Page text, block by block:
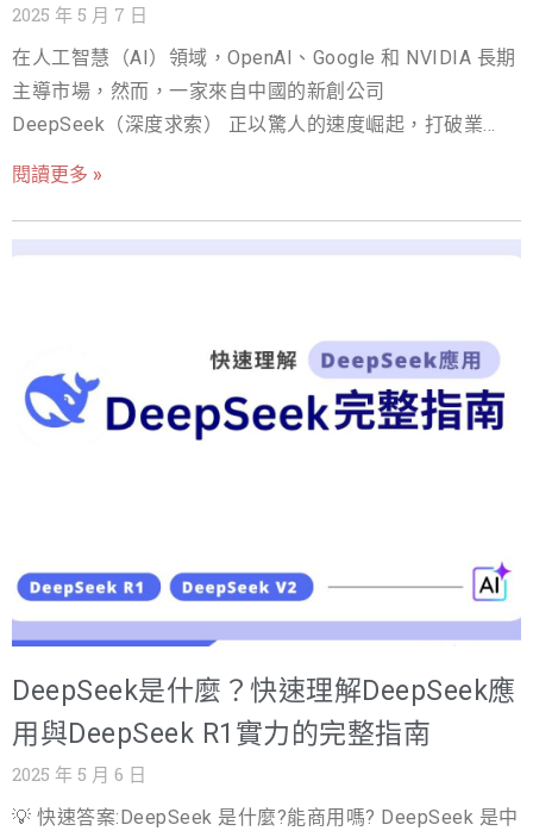
大腦變得更大更強了！你可以想像成它的記憶體和處理器
都升級了，所以它能記住更多東西，理解更複雜的問題，
反應也更快。且它在處理文字、程式碼這些方面，都比1.0
更精準、更有效率了。 再來，Gemini 2.0在看和聽的能力
上也進化很多，1.0雖然也能處理圖片，但2.0現在更能直接
能更了解它的思考過程，也更信任它提供
2025 年 5 月 7 日
在人工智慧（AI）領域，OpenAI、Google 和 NVIDIA 長期
主導市場，然而，一家來自中國的新創公司
DeepSeek（深度求索） 正以驚人的速度崛起，打破業界
的推理模型，以及對開源技術的積極推動，DeepSeek 不
僅挑戰 OpenAI 的 GPT 系列，甚至影響到 NVIDIA 的市場
地位，導致其股價劇烈波動。這場 AI 革命不僅改變了技術
響，以及它如何在全球 AI 戰場中迅速崛起，為產業帶來新
的挑戰與機遇。 DeepSeek是什麼？為何引起市場震撼？
DeepSeek（深度求索）是一家來自中國的新創 AI 公司，
打「低成本 + 高效能」的模式，透過混合專家（MoE）架
構與多頭潛在注意力（MLA）等技術，大幅提升 AI 推理效
能的同時降低運算需求。 自 2024 年底發布 DeepSeek-
以來，該公司在 AI 領域的影響力快速攀升。特別是
DeepSeek-R1，在數學推理與程式碼生成方面表現出色，
突破讓 DeepSeek 成為全球最受矚目的 AI 企業之一。
DeepSeek 的崛起不僅改變了 AI 產業的競爭格局，也對硬
閱讀更多 »
DeepSeek是什麼？快速理解DeepSeek應
用與DeepSeek R1實力的完整指南
2025 年 5 月 6 日
💡 快速答案:DeepSeek 是什麼?能商用嗎? DeepSeek 是中